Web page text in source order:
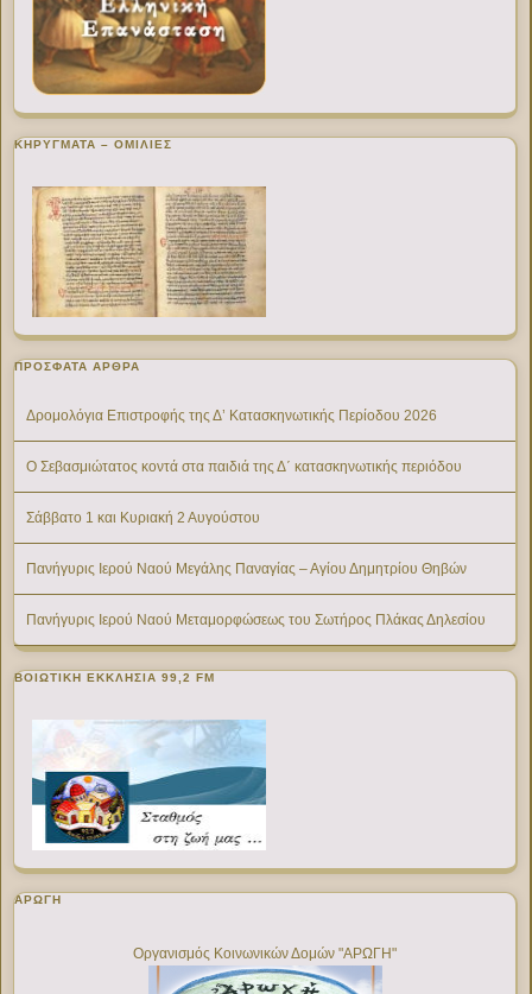
ΚΗΡΥΓΜΑΤΑ – ΟΜΙΛΙΕΣ
ΠΡΌΣΦΑΤΑ ΆΡΘΡΑ
Δρομολόγια Επιστροφής της Δ’ Κατασκηνωτικής Περίοδου 2026
Ο Σεβασμιώτατος κοντά στα παιδιά της Δ΄ κατασκηνωτικής περιόδου
Σάββατο 1 και Κυριακή 2 Αυγούστου
Πανήγυρις Ιερού Ναού Μεγάλης Παναγίας – Αγίου Δημητρίου Θηβών
Πανήγυρις Ιερού Ναού Μεταμορφώσεως του Σωτήρος Πλάκας Δηλεσίου
ΒΟΙΩΤΙΚΉ ΕΚΚΛΗΣΊΑ 99,2 FM
ΑΡΩΓΗ
Οργανισμός Κοινωνικών Δομών "ΑΡΩΓΗ"